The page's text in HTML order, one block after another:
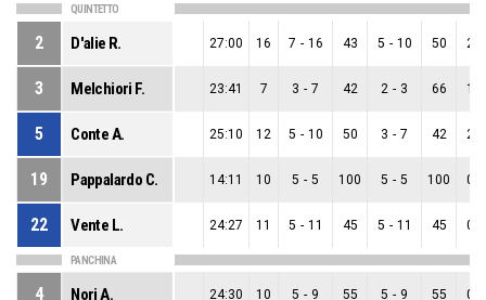
QUINTETTO
2 D'alie R. 27:00 16 7 - 16 43 5 - 10 50 2
3 Melchiori F. 23:41 7 3 - 7 42 2 - 3 66 1
5 Conte A. 25:10 12 5 - 10 50 3 - 7 42 2
19 Pappalardo C. 14:11 10 5 - 5 100 5 - 5 100 0
22 Vente L. 24:27 11 5 - 11 45 5 - 11 45 0
PANCHINA
4 Nori A. 24:30 10 5 - 9 55 5 - 9 55 0